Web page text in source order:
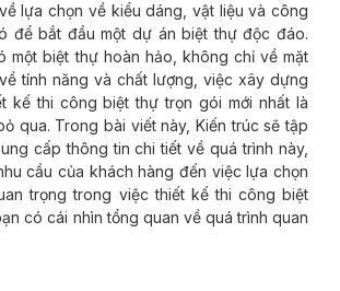
lựa chọn về kiểu dáng, vật liệu và công
để bắt đầu một dự án biệt thự độc đáo.
một biệt thự hoàn hảo, không chỉ về mặt
tính năng và chất lượng, việc xây dựng
kế thi công biệt thự trọn gói mới nhất là
qua. Trong bài viết này, Kiến trúc sẽ tập
cấp thông tin chi tiết về quá trình này,
cầu của khách hàng đến việc lựa chọn
trọng trong việc thiết kế thi công biệt
có cái nhìn tổng quan về quá trình quan